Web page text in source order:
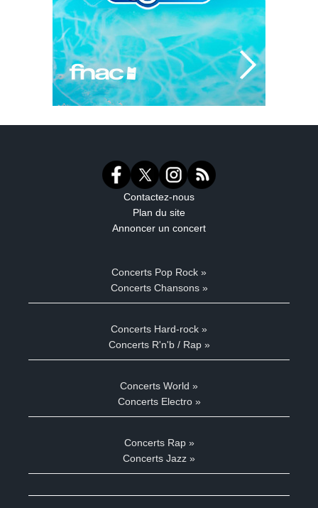
Contactez-nous
Plan du site
Annoncer un concert
Concerts Pop Rock »
Concerts Chansons »
Concerts Hard-rock »
Concerts R'n'b / Rap »
Concerts World »
Concerts Electro »
Concerts Rap »
Concerts Jazz »